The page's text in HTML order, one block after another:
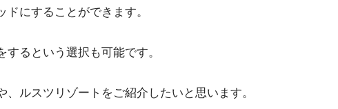
にすることができます。
するという選択も可能です。
、ルスツリゾートをご紹介したいと思います。